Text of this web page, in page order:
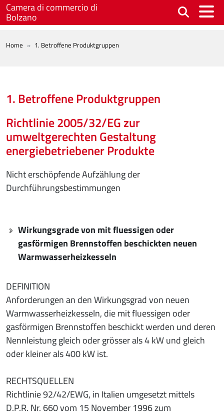
Skip to main content
Camera di commercio di
Bolzano
BREADCRUMB
Home 1. Betroffene Produktgruppen
1. Betroffene Produktgruppen
Richtlinie 2005/32/EG zur
umweltgerechten Gestaltung
energiebetriebener Produkte
Nicht erschöpfende Aufzählung der
Durchführungsbestimmungen
Wirkungsgrade von mit fluessigen oder
gasförmigen Brennstoffen beschickten neuen
Warmwasserheizkesseln
DEFINITION
Anforderungen an den Wirkungsgrad von neuen
Warmwasserheizkesseln, die mit fluessigen oder
gasförmigen Brennstoffen beschickt werden und deren
Nennleistung gleich oder grösser als 4 kW und gleich
oder kleiner als 400 kW ist.
RECHTSQUELLEN
Richtlinie 92/42/EWG, in Italien umgesetzt mittels
D.P.R. Nr. 660 vom 15 November 1996 zum